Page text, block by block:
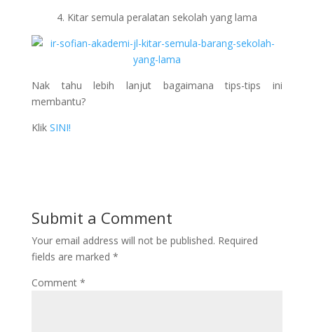
4. Kitar semula peralatan sekolah yang lama
Nak tahu lebih lanjut bagaimana tips-tips ini
membantu?
Klik SINI!
Submit a Comment
Your email address will not be published. Required
fields are marked *
Comment *
Dapatkan Ebook